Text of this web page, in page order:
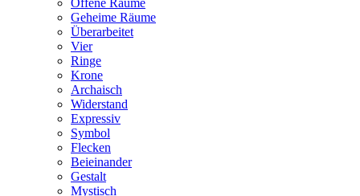
Offene Räume
Geheime Räume
Überarbeitet
Vier
Ringe
Krone
Archaisch
Widerstand
Expressiv
Symbol
Flecken
Beieinander
Gestalt
Mystisch